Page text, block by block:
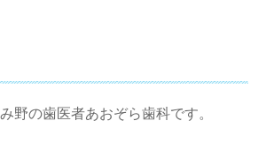
野の歯医者あおぞら歯科です。